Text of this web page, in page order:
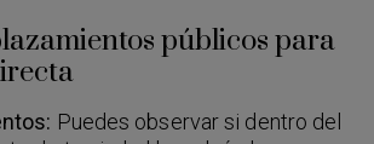
públicos para
Puedes observar si dentro del